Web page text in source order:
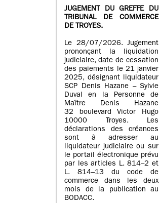
JUGEMENT DU GREFFE DU
TRIBUNAL DE COMMERCE
DE TROYES.
Le 28/07/2026. Jugement
prononçant la liquidation
judiciaire, date de cessation
des paiements le 21 janvier
2025, désignant liquidateur
SCP Denis Hazane – Sylvie
Duval en la Personne de
Maître Denis Hazane
32 boulevard Victor Hugo
10000 Troyes. Les
déclarations des créances
sont à adresser au
liquidateur judiciaire ou sur
le portail électronique prévu
par les articles L. 814–2 et
L. 814–13 du code de
commerce dans les deux
mois de la publication au
BODACC.